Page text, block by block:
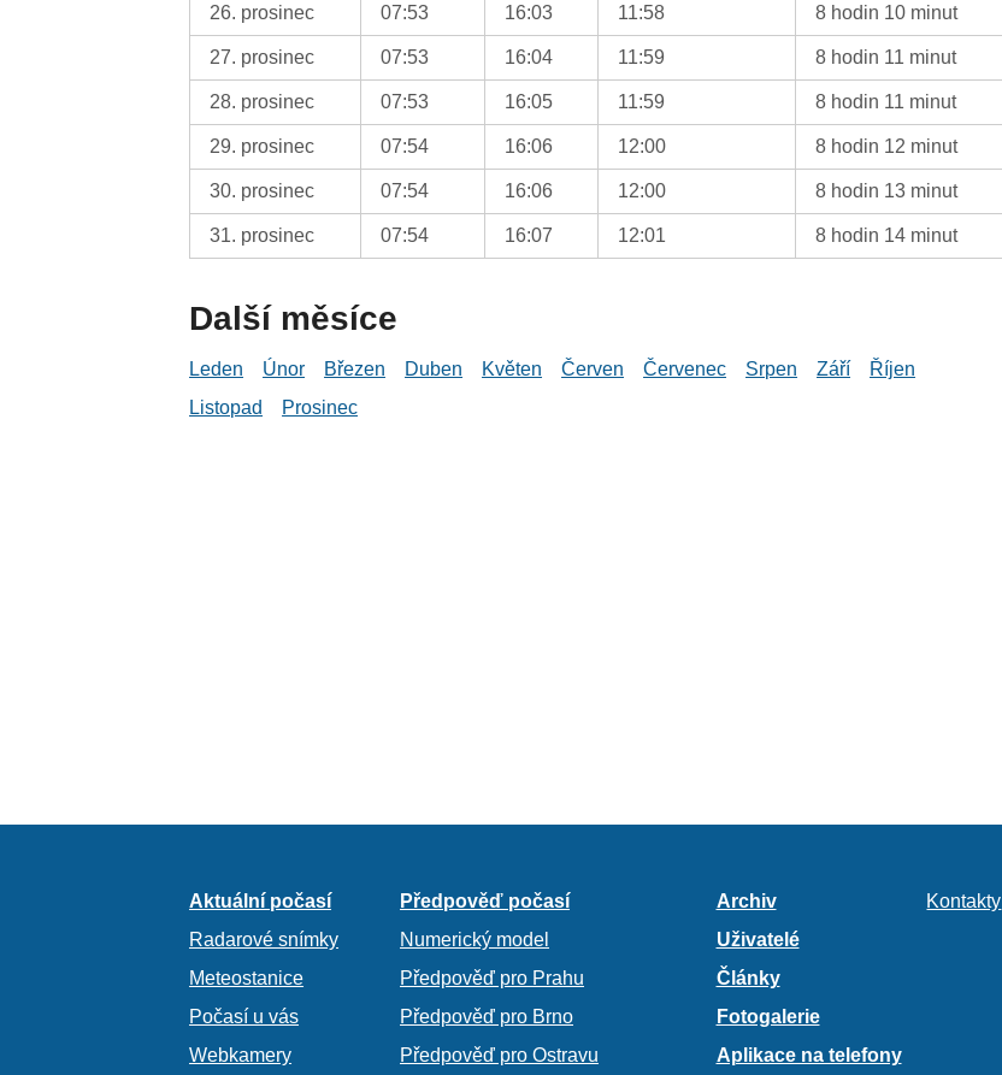
26. prosinec 07:53 16:03 11:58 8 hodin 10 minut
27. prosinec 07:53 16:04 11:59 8 hodin 11 minut
28. prosinec 07:53 16:05 11:59 8 hodin 11 minut
29. prosinec 07:54 16:06 12:00 8 hodin 12 minut
30. prosinec 07:54 16:06 12:00 8 hodin 13 minut
31. prosinec 07:54 16:07 12:01 8 hodin 14 minut
Další měsíce
Leden Únor Březen Duben Květen Červen Červenec Srpen Září
Říjen
Listopad
Prosinec
Aktuální počasí
Radarové snímky
Meteostanice
Počasí u vás
Webkamery
Předpověď počasí
Numerický model
Předpověď pro Prahu
Předpověď pro Brno
Předpověď pro Ostravu
Archiv
Uživatelé
Články
Fotogalerie
Aplikace na telefony
Kontakty